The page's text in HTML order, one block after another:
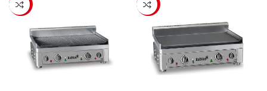
-23% -23%